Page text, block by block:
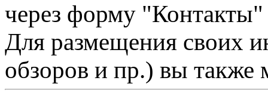
через форму "Контакты"
Для размещения своих
обзоров и пр.) вы также